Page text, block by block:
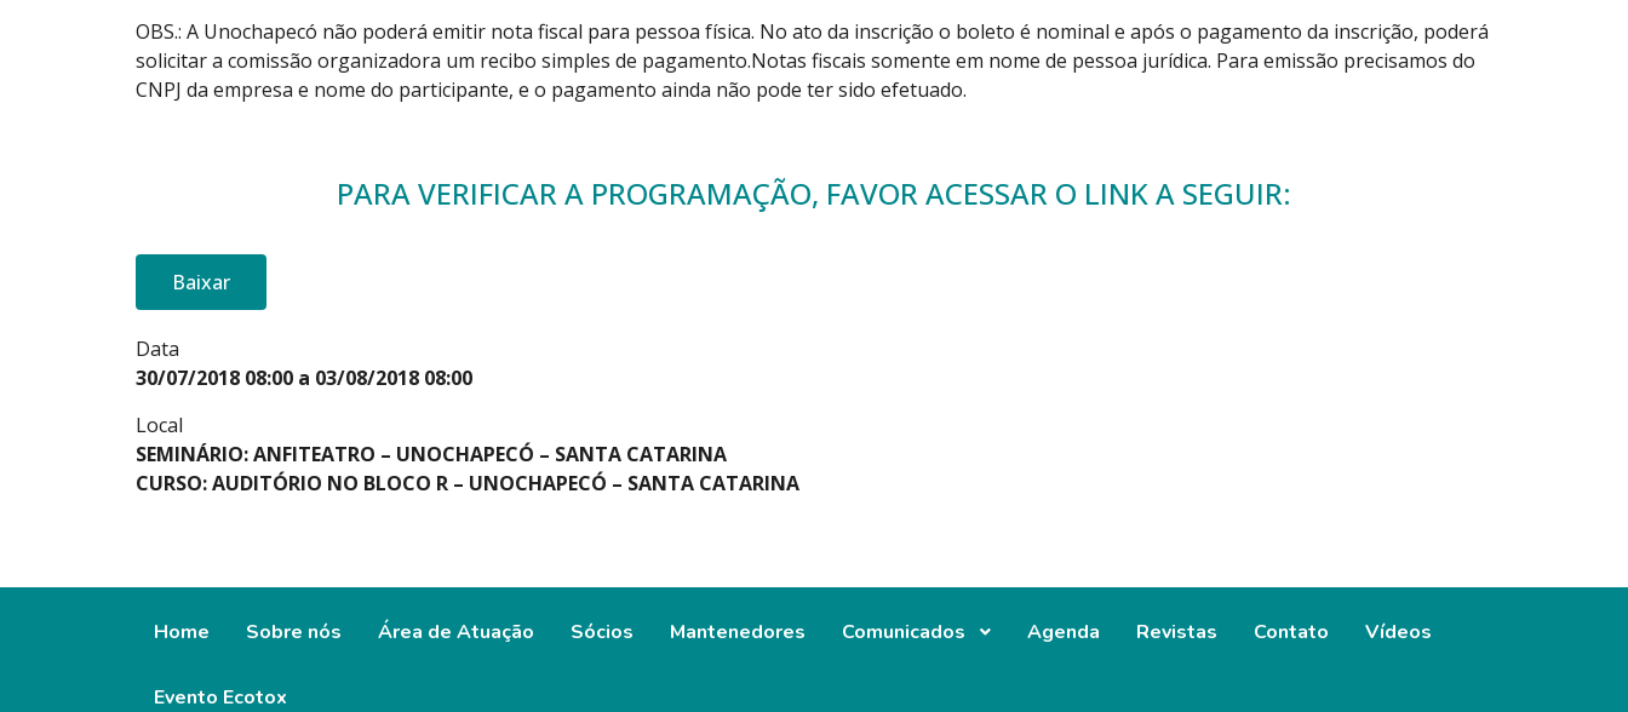
OBS.: A Unochapecó não poderá emitir nota fiscal para pessoa física. No ato da inscrição o boleto é nominal e após o pagamento da inscrição, poderá
solicitar a comissão organizadora um recibo simples de pagamento.Notas fiscais somente em nome de pessoa jurídica. Para emissão precisamos do
CNPJ da empresa e nome do participante, e o pagamento ainda não pode ter sido efetuado.
PARA VERIFICAR A PROGRAMAÇÃO, FAVOR ACESSAR O LINK A SEGUIR:
Baixar
Data
30/07/2018 08:00 a 03/08/2018 08:00
Local
SEMINÁRIO: ANFITEATRO – UNOCHAPECÓ – SANTA CATARINA
CURSO: AUDITÓRIO NO BLOCO R – UNOCHAPECÓ – SANTA CATARINA
Home Sobre nós Área de Atuação Sócios Mantenedores Comunicados Agenda Revistas Contato Vídeos
Evento Ecotox